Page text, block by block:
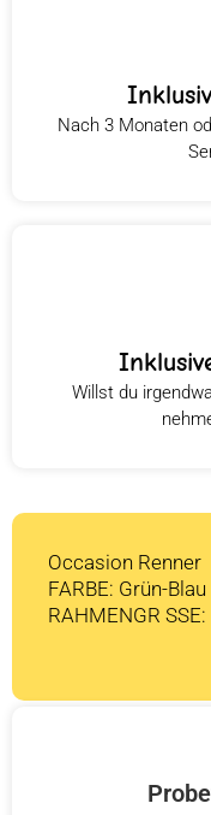
Nach 3 Monaten
Willst du
Occasion Renner
FARBE: Grün-Blau
RAHMENGR